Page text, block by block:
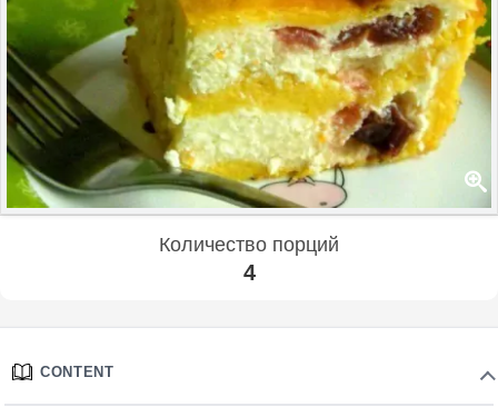
Количество порций
4
CONTENT